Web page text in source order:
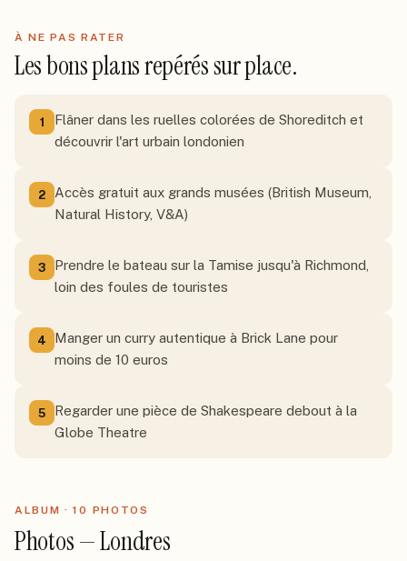
À NE PAS RATER
Les bons plans repérés sur place.
1
Flâner dans les ruelles colorées de Shoreditch et
découvrir l'art urbain londonien
2
Accès gratuit aux grands musées (British Museum,
Natural History, V&A)
3
Prendre le bateau sur la Tamise jusqu'à Richmond,
loin des foules de touristes
4
Manger un curry autentique à Brick Lane pour
moins de 10 euros
5
Regarder une pièce de Shakespeare debout à la
Globe Theatre
ALBUM ·10 PHOTO S
Photos — Londres